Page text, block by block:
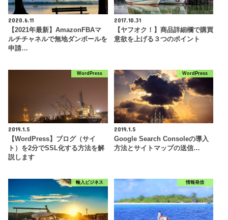
2020.6.11
【2021年最新】AmazonFBAマ
ルチチャネルで無地ダンボールを
申請…
2017.10.31
【ヤフオク！】商品詳細欄で購買
意欲を上げる３つのポイント
WordPress
2019.1.5
【WordPress】ブログ（サイ
ト）を2分でSSL化する方法を解
説します
WordPress
2019.1.5
Google Search Consoleの導入
方法とサイトマップの送信…
輸入ビジネス 情報発信